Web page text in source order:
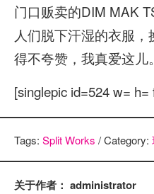
门口贩卖的DIM MAK
人们脱下汗湿的衣服
得不夸赞，我真爱这儿
[singlepic id=524 w= h=
Tags: Split Works / Category:
关于作者： administrator